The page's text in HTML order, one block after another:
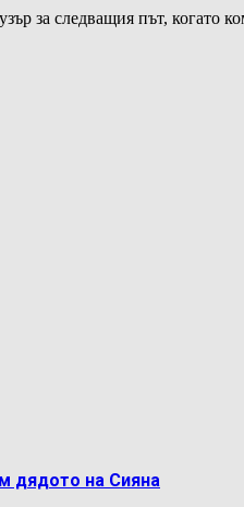
за следващия път, когато
дядото на Сияна